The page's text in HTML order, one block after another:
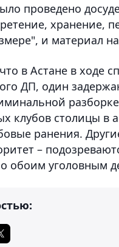
проведено
хранение,
и материал
в Астане в ходе
ДП, один
клубов столицы в
ранения.
–
обоим уголовным